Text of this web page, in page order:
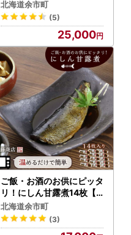
北海道余市町
(5)
25,000
ご飯・お酒のお供にピッタ
リ！にしん甘露煮14枚【
伊藤商店】_Y001-0040
北海道余市町
(3)